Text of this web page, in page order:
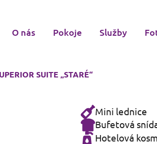
O nás Pokoje Služby
SUITE „STARÉ“
Mini lednice
Bufetová
Hotelová